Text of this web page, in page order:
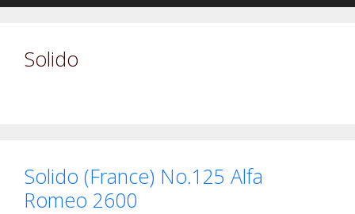
Solido
Solido (France) No.125 Alfa
Romeo 2600